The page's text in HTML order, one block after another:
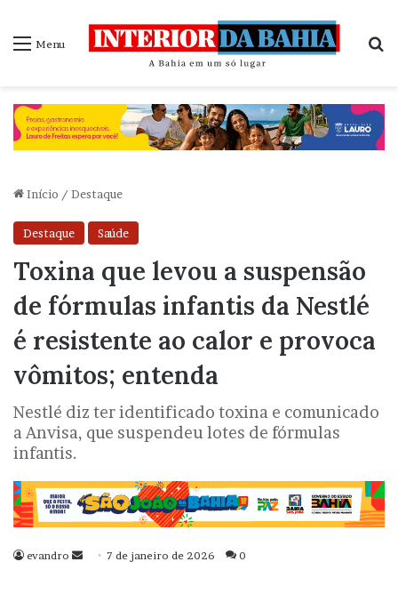
Menu
Início / Destaque
Destaque Saúde
Toxina que levou a suspensão
de fórmulas infantis da Nestlé
é resistente ao calor e provoca
vômitos; entenda
Nestlé diz ter identificado toxina e comunicado
a Anvisa, que suspendeu lotes de fórmulas
infantis.
evandro
Mande7 de janeiro de 2026 0